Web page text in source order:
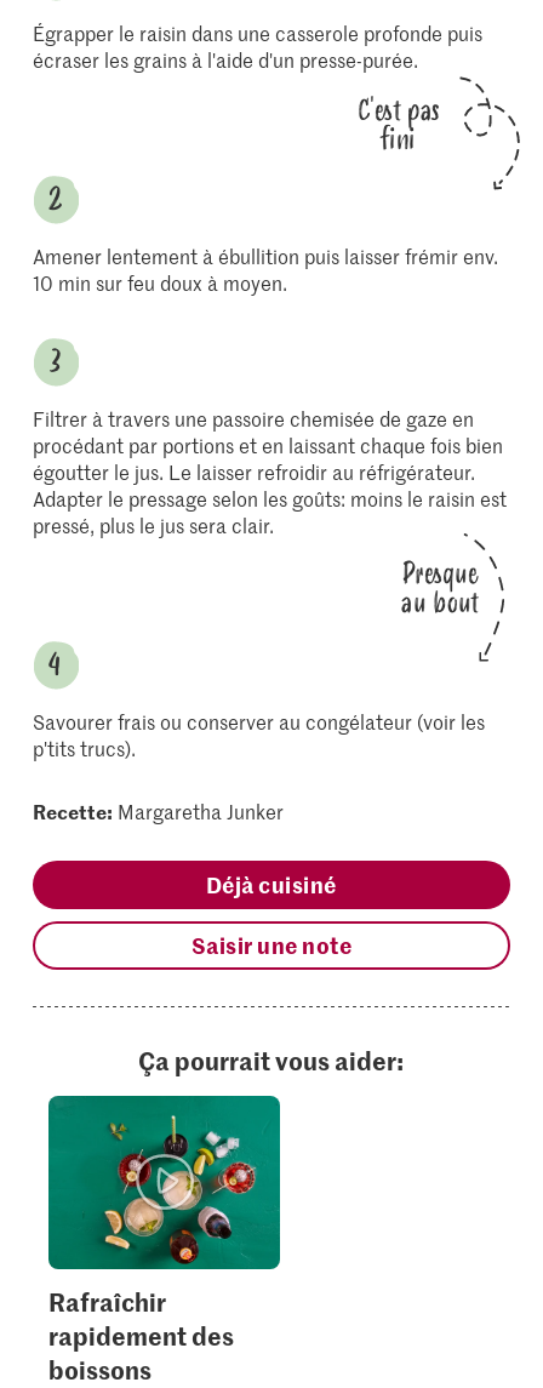
Égrapper le raisin dans une casserole profonde puis
écraser les grains à l'aide d'un presse-purée.
C'est pas
fini
Amener lentement à ébullition puis laisser frémir env.
10 min sur feu doux à moyen.
Filtrer à travers une passoire chemisée de gaze en
procédant par portions et en laissant chaque fois bien
égoutter le jus. Le laisser refroidir au réfrigérateur.
Adapter le pressage selon les goûts: moins le raisin est
pressé, plus le jus sera clair.
Presque
au bout
Savourer frais ou conserver au congélateur (voir les
p'tits trucs).
Recette: Margaretha Junker
Déjà cuisiné
Saisir une note
Ça pourrait vous aider:
Rafraîchir
rapidement des
boissons